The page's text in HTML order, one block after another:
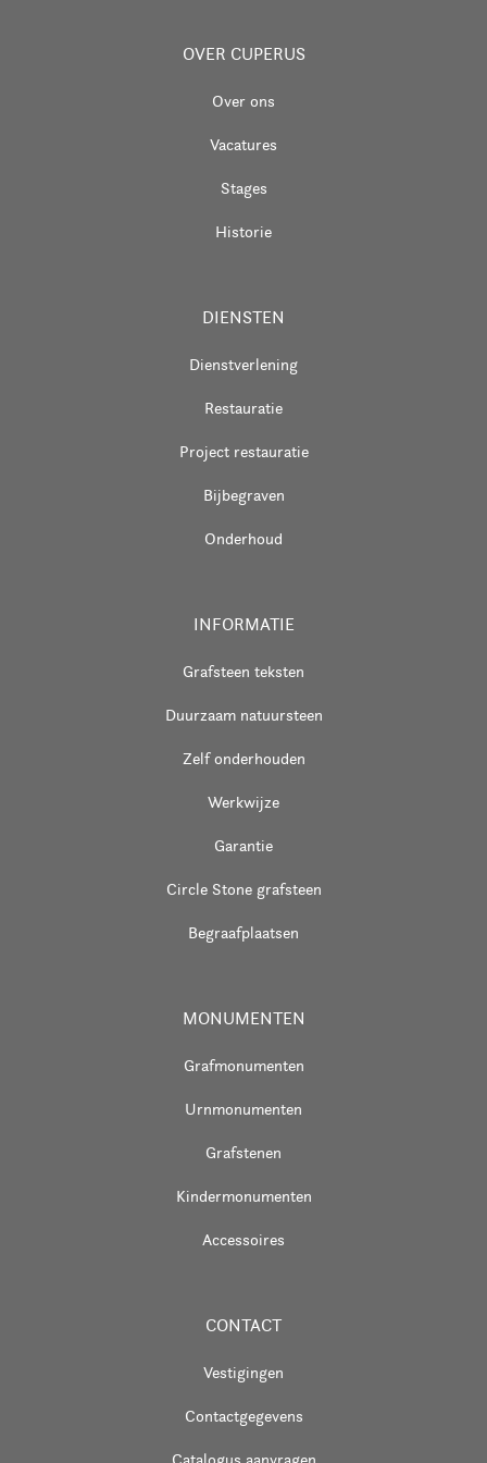
OVER CUPERUS
Over ons
Vacatures
Stages
Historie
DIENSTEN
Dienstverlening
Restauratie
Project restauratie
Bijbegraven
Onderhoud
INFORMATIE
Grafsteen teksten
Duurzaam natuursteen
Zelf onderhouden
Werkwijze
Garantie
Circle Stone grafsteen
Begraafplaatsen
MONUMENTEN
Grafmonumenten
Urnmonumenten
Grafstenen
Kindermonumenten
Accessoires
CONTACT
Vestigingen
Contactgegevens
Catalogus aanvragen